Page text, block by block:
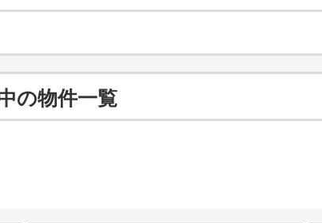
の物件一覧